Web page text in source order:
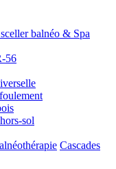
balnéo & Spa
56
sol
Cascades